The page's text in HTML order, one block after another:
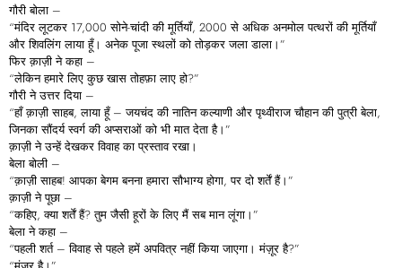
गौरी बोला –
“मंदिर लूटकर 17,000 सोने-चांदी की मूर्तियाँ, 2000 से अधिक अनमोल पत्थरों की मूर्तियाँ
और शिवलिंग लाया हूँ। अनेक पूजा स्थलों को तोड़कर जला डाला।”
फिर क़ाज़ी ने कहा –
“लेकिन हमारे लिए कुछ खास तोहफ़ा लाए हो?”
गौरी ने उत्तर दिया –
“हाँ क़ाज़ी साहब, लाया हूँ – जयचंद की नातिन कल्याणी और पृथ्वीराज चौहान की पुत्री बेला,
जिनका सौंदर्य स्वर्ग की अप्सराओं को भी मात देता है।”
क़ाज़ी ने उन्हें देखकर विवाह का प्रस्ताव रखा।
बेला बोली –
“क़ाज़ी साहब! आपका बेगम बनना हमारा सौभाग्य होगा, पर दो शर्तें हैं।”
क़ाज़ी ने पूछा –
“कहिए, क्या शर्तें हैं? तुम जैसी हूरों के लिए मैं सब मान लूंगा।”
बेला ने कहा –
“पहली शर्त – विवाह से पहले हमें अपवित्र नहीं किया जाएगा। मंज़ूर है?”